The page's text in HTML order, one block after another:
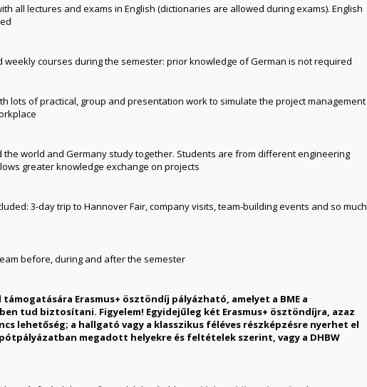
all lectures and exams in English (dictionaries are allowed during exams). English
weekly courses during the semester: prior knowledge of German is not required
lots of practical, group and presentation work to simulate the project management
the world and Germany study together. Students are from different engineering
greater knowledge exchange on projects
3-day trip to Hannover Fair, company visits, team-building events and so much
before, during and after the semester
Erasmus+ ösztöndíj pályázható, amelyet a BME a
tud biztosítani. Figyelem! Egyidejűleg két Erasmus+ ösztöndíjra, azaz
lehetőség; a hallgató vagy a klasszikus féléves részképzésre nyerhet el
megadott helyekre és feltételek szerint, vagy a DHBW